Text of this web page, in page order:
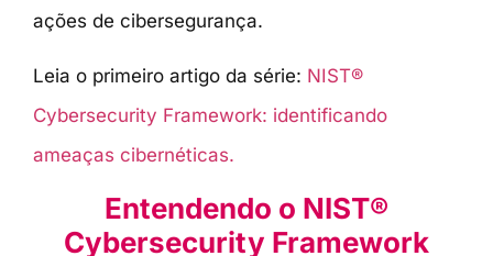
ações de cibersegurança.
Leia o primeiro artigo da série: NIST®
Cybersecurity Framework: identificando
ameaças cibernéticas.
Entendendo o NIST®
Cybersecurity Framework